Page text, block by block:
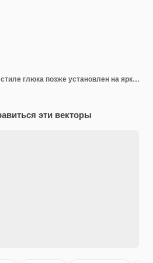
Заглавный шрифт в стиле глюка позже установлен на ярком абстрактном темно-синем и фиолетовом фоне
эти векторы